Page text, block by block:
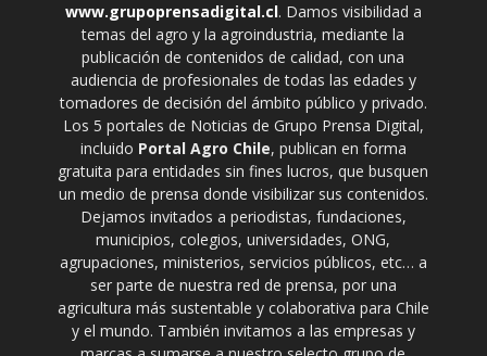
www.grupoprensadigital.cl. Damos visibilidad a
temas del agro y la agroindustria, mediante la
publicación de contenidos de calidad, con una
audiencia de profesionales de todas las edades y
tomadores de decisión del ámbito público y privado.
Los 5 portales de Noticias de Grupo Prensa Digital,
incluido Portal Agro Chile, publican en forma
gratuita para entidades sin fines lucros, que busquen
un medio de prensa donde visibilizar sus contenidos.
Dejamos invitados a periodistas, fundaciones,
municipios, colegios, universidades, ONG,
agrupaciones, ministerios, servicios públicos, etc… a
ser parte de nuestra red de prensa, por una
agricultura más sustentable y colaborativa para Chile
y el mundo. También invitamos a las empresas y